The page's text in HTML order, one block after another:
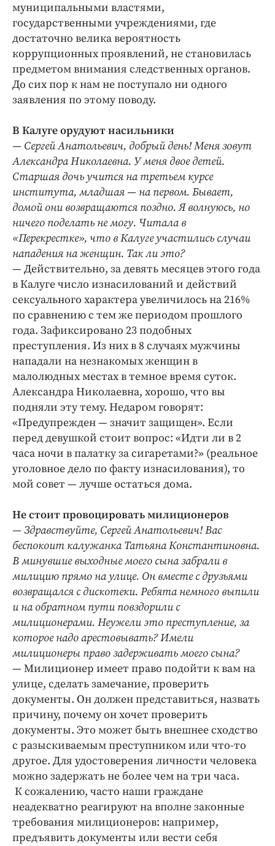
муниципальными властями,
государственными учреждениями, где
достаточно велика вероятность
коррупционных проявлений, не становилась
предметом внимания следственных органов.
До сих пор к нам не поступало ни одного
заявления по этому поводу.
В Калуге орудуют насильники
— Сергей Анатольевич, добрый день! Меня зовут
Александра Николаевна. У меня двое детей.
Старшая дочь учится на третьем курсе
института, младшая — на первом. Бывает,
домой они возвращаются поздно. Я волнуюсь, но
ничего поделать не могу. Читала в
«Перекрестке», что в Калуге участились случаи
нападения на женщин. Так ли это?
— Действительно, за девять месяцев этого года
в Калуге число изнасилований и действий
сексуального характера увеличилось на 216%
по сравнению с тем же периодом прошлого
года. Зафиксировано 23 подобных
преступления. Из них в 8 случаях мужчины
нападали на незнакомых женщин в
малолюдных местах в темное время суток.
Александра Николаевна, хорошо, что вы
подняли эту тему. Недаром говорят:
«Предупрежден — значит защищен». Если
перед девушкой стоит вопрос: «Идти ли в 2
часа ночи в палатку за сигаретами?» (реальное
уголовное дело по факту изнасилования), то
мой совет — лучше остаться дома.
Не стоит провоцировать милиционеров
— Здравствуйте, Сергей Анатольевич! Вас
беспокоит калужанка Татьяна Константиновна.
В минувшие выходные моего сына забрали в
милицию прямо на улице. Он вместе с друзьями
возвращался с дискотеки. Ребята немного выпили
и на обратном пути повздорили с
милиционерами. Неужели это преступление, за
которое надо арестовывать? Имели
милиционеры право задерживать моего сына?
— Милиционер имеет право подойти к вам на
улице, сделать замечание, проверить
документы. Он должен представиться, назвать
причину, почему он хочет проверить
документы. Это может быть внешнее сходство
с разыскиваемым преступником или что-то
другое. Для удостоверения личности человека
можно задержать не более чем на три часа.
К сожалению, часто наши граждане
неадекватно реагируют на вполне законные
требования милиционеров: например,
предъявить документы или вести себя